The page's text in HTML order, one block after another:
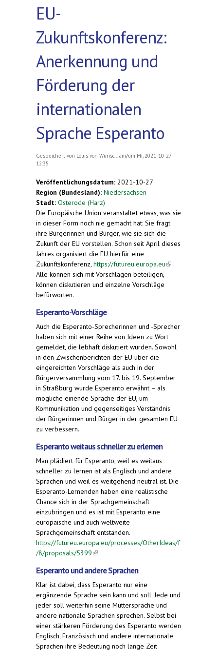
EU-
Zukunftskonferenz:
Anerkennung und
Förderung der
internationalen
Sprache Esperanto
Gespeichert von Louis von Wunsc...
am/um Mi, 2021-10-27
12:35
Veröffentlichungsdatum: 2021-10-27
Region (Bundesland): Niedersachsen
Stadt: Osterode (Harz)
Die Europäische Union veranstaltet etwas, was sie
in dieser Form noch nie gemacht hat: Sie fragt
ihre Bürgerinnen und Bürger, wie sie sich die
Zukunft der EU vorstellen. Schon seit April dieses
Jahres organisiert die EU hierfür eine
Zukunftskonferenz, https://futureu.europa.eu(link is
.
Alle können sich mit Vorschlägen beteiligen,
können diskutieren und einzelne Vorschläge
befürworten.
Esperanto-Vorschläge
Auch die Esperanto-Sprecherinnen und -Sprecher
haben sich mit einer Reihe von Ideen zu Wort
gemeldet, die lebhaft diskutiert wurden. Sowohl
in den Zwischenberichten der EU über die
eingereichten Vorschläge als auch in der
Bürgerversammlung vom 17. bis 19. September
in Straßburg wurde Esperanto erwähnt – als
mögliche einende Sprache der EU, um
Kommunikation und gegenseitiges Verständnis
der Bürgerinnen und Bürger in der gesamten EU
zu verbessern.
Esperanto weitaus schneller zu erlernen
Man plädiert für Esperanto, weil es weitaus
schneller zu lernen ist als Englisch und andere
Sprachen und weil es weitgehend neutral ist. Die
Esperanto-Lernenden haben eine realistische
Chance sich in der Sprachgemeinschaft
einzubringen und es ist mit Esperanto eine
europäische und auch weltweite
Sprachgemeinschaft entstanden.
https://futureu.europa.eu/processes/OtherIdeas/f
/8/proposals/5399(link is external)
Esperanto und andere Sprachen
Klar ist dabei, dass Esperanto nur eine
ergänzende Sprache sein kann und soll. Jede und
jeder soll weiterhin seine Muttersprache und
andere nationale Sprachen sprechen. Selbst bei
einer stärkeren Förderung des Esperanto werden
Englisch, Französisch und andere internationale
Sprachen ihre Bedeutung noch lange Zeit